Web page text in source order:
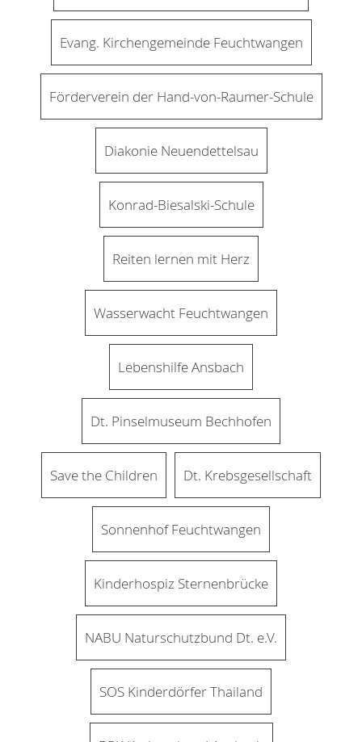
Evang. Kirchengemeinde Feuchtwangen
Förderverein der Hand-von-Raumer-Schule
Diakonie Neuendettelsau
Konrad-Biesalski-Schule
Reiten lernen mit Herz
Wasserwacht Feuchtwangen
Lebenshilfe Ansbach
Dt. Pinselmuseum Bechhofen
Save the Children Dt. Krebsgesellschaft
Sonnenhof Feuchtwangen
Kinderhospiz Sternenbrücke
NABU Naturschutzbund Dt. e.V.
SOS Kinderdörfer Thailand